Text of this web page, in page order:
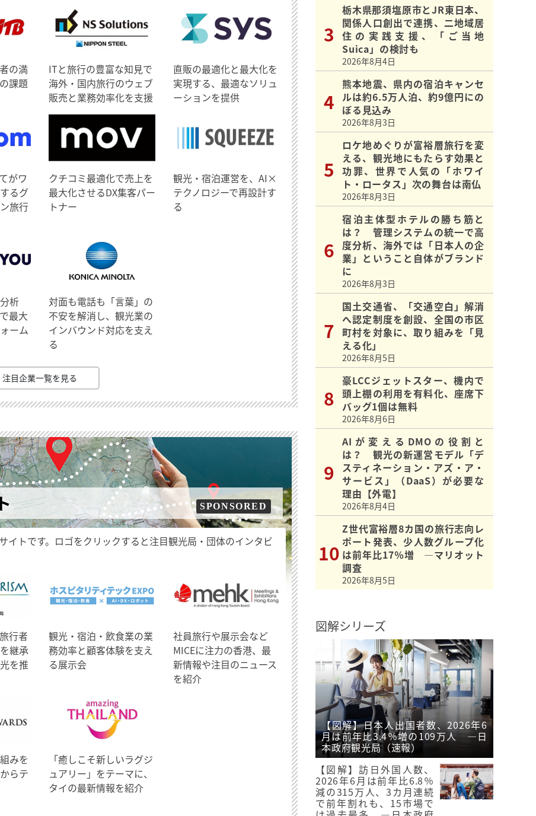
の満
課題
ITと旅行の豊富な知見で
海外・国内旅行のウェブ
販売と業務効率化を支援
直販の最適化と最大化を
実現する、最適なソリュ
ーションを提供
がワ
るグ
旅行
クチコミ最適化で売上を
最大化させるDX集客パー
トナー
観光・宿泊運営を、AI×
テクノロジーで再設計す
る
析
最大
ーム
対面も電話も「言葉」の
不安を解消し、観光業の
インバウンド対応を支え
る
注目企業一覧を見る
SPONSORED
イトです。ロゴをクリックすると注目観光局・団体のインタビ
行者
継承
を推
観光・宿泊・飲食業の業
務効率と顧客体験を支え
る展示会
社員旅行や展示会など
MICEに注力の香港、最
新情報や注目のニュース
を紹介
みを
らテ
「癒しこそ新しいラグジ
ュアリー」をテーマに、
タイの最新情報を紹介
栃木県那須塩原市とJR東日本、
関係人口創出で連携、二地域居
住の実践支援、「ご当地
Suica」の検討も
2026年8月4日
熊本地震、県内の宿泊キャンセ
ルは約6.5万人泊、約9億円にの
ぼる見込み
2026年8月3日
ロケ地めぐりが富裕層旅行を変
える、観光地にもたらす効果と
功罪、世界で人気の「ホワイ
ト・ロータス」次の舞台は南仏
2026年8月3日
宿泊主体型ホテルの勝ち筋と
は？ 管理システムの統一で高
度分析、海外では「日本人の企
業」ということ自体がブランド
に
2026年8月3日
国土交通省、「交通空白」解消
へ認定制度を創設、全国の市区
町村を対象に、取り組みを「見
える化」
2026年8月5日
豪LCCジェットスター、機内で
頭上棚の利用を有料化、座席下
バッグ1個は無料
2026年8月6日
AIが変えるDMOの役割と
は？ 観光の新運営モデル「デ
スティネーション・アズ・ア・
サービス」（DaaS）が必要な
理由【外電】
2026年8月4日
Z世代富裕層8カ国の旅行志向レ
ポート発表、少人数グループ化
は前年比17％増 ―マリオット
調査
2026年8月5日
図解シリーズ
【図解】日本人出国者数、2026年6
月は前年比3.4％増の109万人 ―日
本政府観光局（速報）
【図解】訪日外国人数、
2026年6月は前年比6.8％
減の315万人、3カ月連続
で前年割れも、15市場で